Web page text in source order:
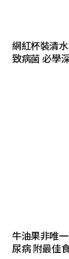
網紅杯裝清
致病菌 必學
牛油果非唯
尿病 附最佳